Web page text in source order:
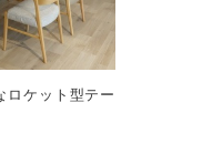
ロケット型テー